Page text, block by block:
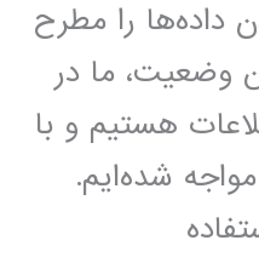
داده‌ها را مطرح
وضعيت، ما در
هستيم و با
شده‌ايم.